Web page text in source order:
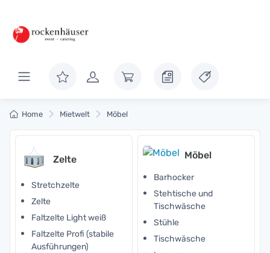
Home Mietwelt Möbel
Zelte
Stretchzelte
Zelte
Faltzelte Light weiß
Faltzelte Profi (stabile
Ausführungen)
Möbel
Barhocker
Stehtische und
Tischwäsche
Stühle
Tischwäsche